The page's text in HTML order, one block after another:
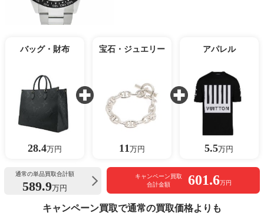
バッグ・財布
28.4万円
宝石・ジュエリー
11 万円
アパレル
5.5万円
通常の単品買取合計額
589.9万円
キャンペーン買取
合計金額
601.6万円
キャンペーン買取で通常の買取価格よりも